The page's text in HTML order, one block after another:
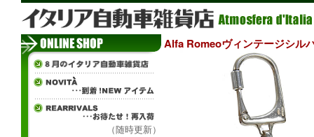
（随時更新）
Alfa Romeoヴィンテージシル